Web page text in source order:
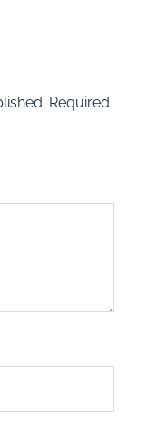
Required